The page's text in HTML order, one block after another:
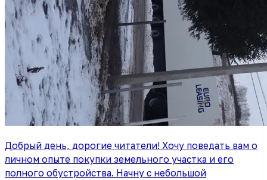
Добрый день, дорогие читатели! Хочу поведать вам о
личном опыте покупки земельного участка и его
полного обустройства. Начну с небольшой